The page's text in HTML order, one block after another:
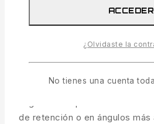
13 productos vendidos en
soporte de la caña en
de retención o en ángulos más
ACCEDER
¿Olvidaste la
No tienes una cuenta